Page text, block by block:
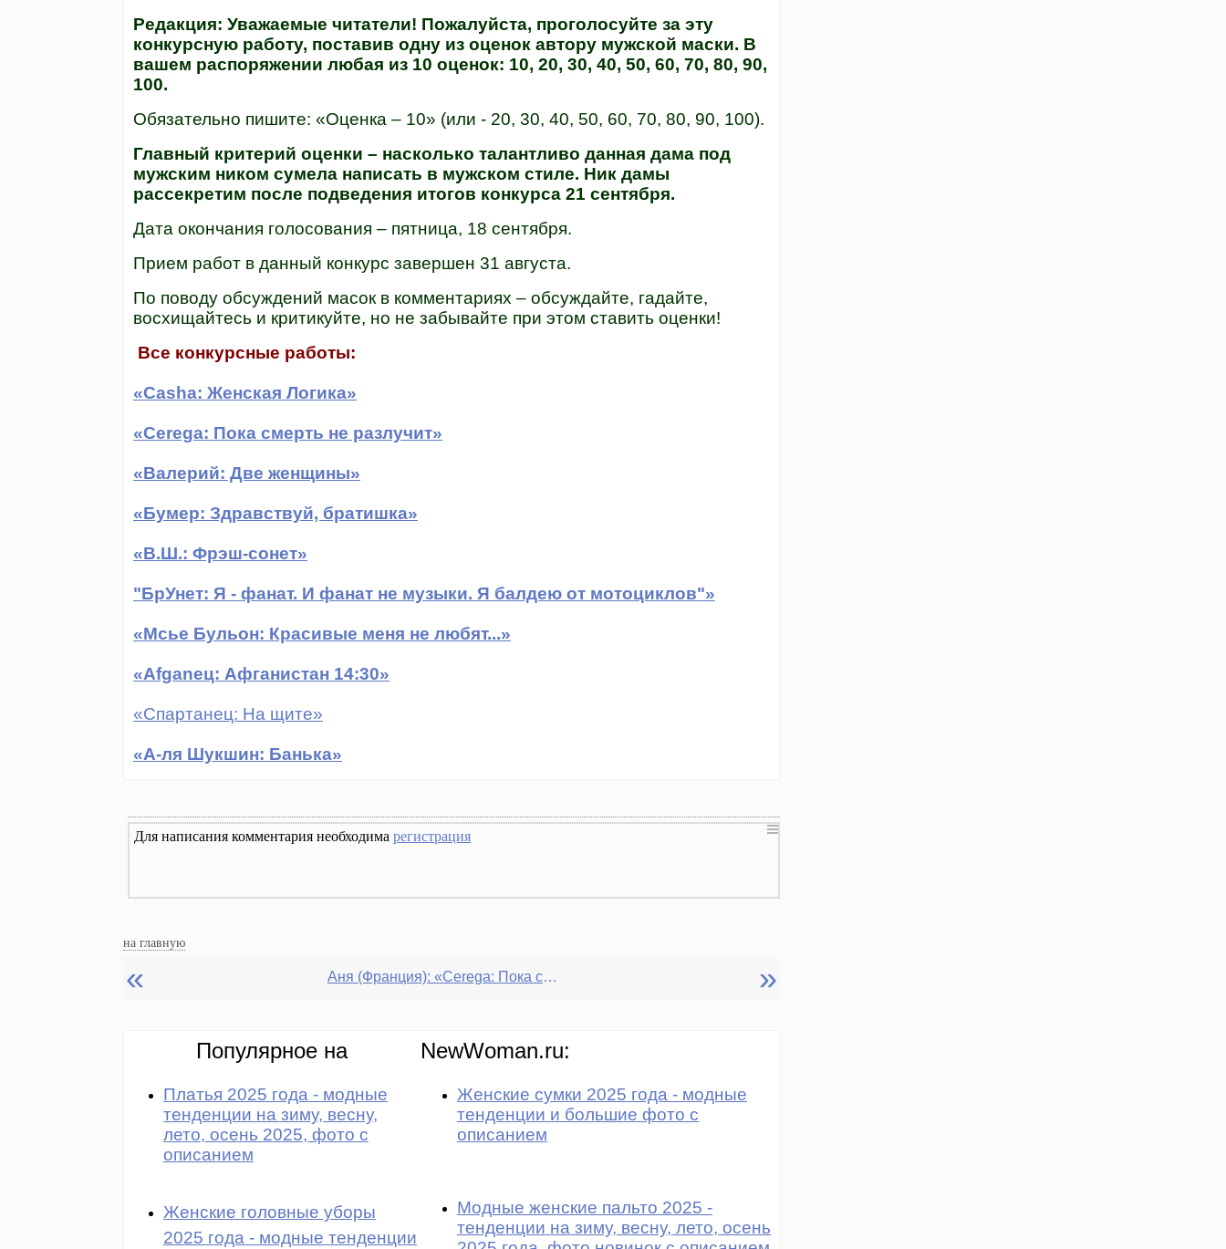
Редакция: Уважаемые читатели! Пожалуйста, проголосуйте за эту
конкурсную работу, поставив одну из оценок автору мужской маски. В
вашем распоряжении любая из 10 оценок: 10, 20, 30, 40, 50, 60, 70, 80, 90,
100.
Обязательно пишите: «Оценка – 10» (или - 20, 30, 40, 50, 60, 70, 80, 90, 100).
Главный критерий оценки – насколько талантливо данная дама под
мужским ником сумела написать в мужском стиле. Ник дамы
рассекретим после подведения итогов конкурса 21 сентября.
Дата окончания голосования – пятница, 18 сентября.
Прием работ в данный конкурс завершен 31 августа.
По поводу обсуждений масок в комментариях – обсуждайте, гадайте,
восхищайтесь и критикуйте, но не забывайте при этом ставить оценки!
Все конкурсные работы:
«Casha: Женская Логика»
«Cerega: Пока смерть не разлучит»
«Валерий: Две женщины»
«Бумер: Здравствуй, братишка»
«В.Ш.: Фрэш-сонет»
"БрУнет: Я - фанат. И фанат не музыки. Я балдею от мотоциклов"»
«Мсье Бульон: Красивые меня не любят...»
«Afganeц: Афганистан 14:30»
«Спартанец: На щите»
«А-ля Шукшин: Банька»
Для написания комментария необходима регистрация
на главную
« Аня (Франция): «Cerega: Пока смерть не разлучит» (Конкурс мужских масок). »
Популярное на NewWoman.ru:
Платья 2025 года - модные
тенденции на зиму, весну,
лето, осень 2025, фото с
описанием
Женские сумки 2025 года - модные
тенденции и большие фото с
описанием
Женские головные уборы
2025 года - модные тенденции
Модные женские пальто 2025 -
тенденции на зиму, весну, лето, осень